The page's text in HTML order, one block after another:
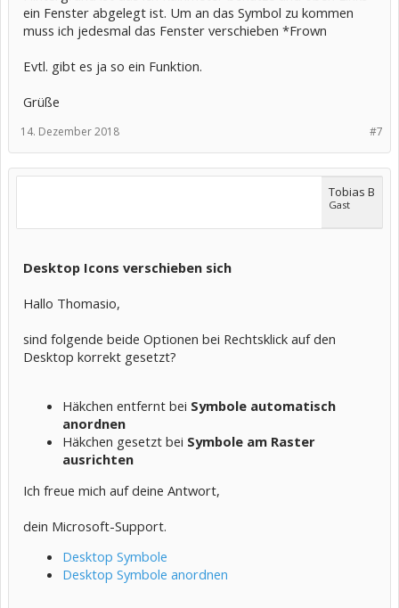
ein Fenster abgelegt ist. Um an das Symbol zu kommen
muss ich jedesmal das Fenster verschieben *Frown
Evtl. gibt es ja so ein Funktion.
Grüße
#7
14. Dezember 2018
Tobias B
Gast
Desktop Icons verschieben sich
Hallo Thomasio,
sind folgende beide Optionen bei Rechtsklick auf den
Desktop korrekt gesetzt?
Häkchen entfernt bei Symbole automatisch
anordnen
Häkchen gesetzt bei Symbole am Raster
ausrichten
Ich freue mich auf deine Antwort,
dein Microsoft-Support.
Desktop Symbole
Desktop Symbole anordnen